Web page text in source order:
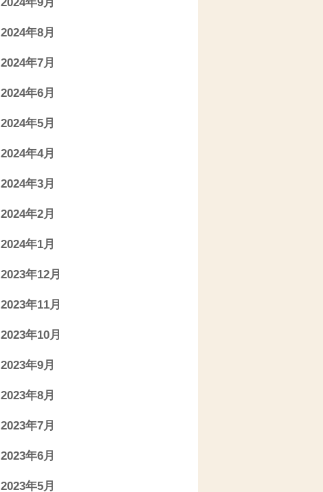
2024年8月
2024年7月
2024年6月
2024年5月
2024年4月
2024年3月
2024年2月
2024年1月
2023年12月
2023年11月
2023年10月
2023年9月
2023年8月
2023年7月
2023年6月
2023年5月